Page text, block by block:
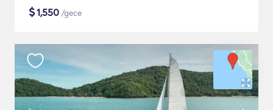
$1,550 /gece